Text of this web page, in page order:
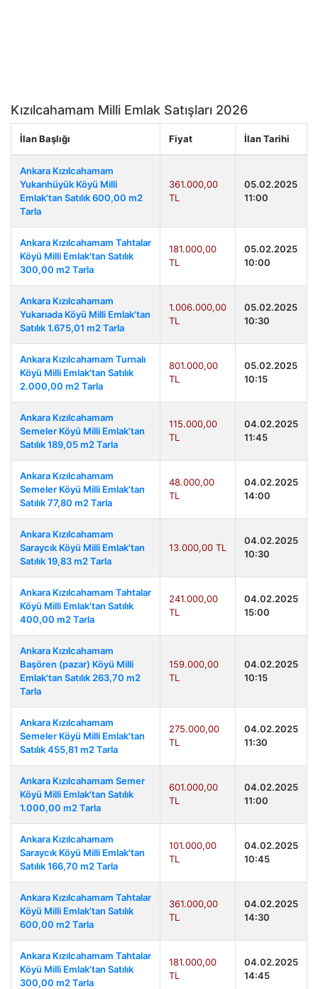
Kızılcahamam Milli Emlak Satışları 2026
İlan Başlığı Fiyat İlan Tarihi
Ankara Kızılcahamam
Yukarıhüyük Köyü Milli
Emlak'tan Satılık 600,00 m2
Tarla
361.000,00
TL
05.02.2025
11:00
Ankara Kızılcahamam Tahtalar
Köyü Milli Emlak'tan Satılık
300,00 m2 Tarla
181.000,00
TL
05.02.2025
10:00
Ankara Kızılcahamam
Yukarıada Köyü Milli Emlak'tan
Satılık 1.675,01 m2 Tarla
1.006.000,00
TL
05.02.2025
10:30
Ankara Kızılcahamam Turnalı
Köyü Milli Emlak'tan Satılık
2.000,00 m2 Tarla
801.000,00
TL
05.02.2025
10:15
Ankara Kızılcahamam
Semeler Köyü Milli Emlak'tan
Satılık 189,05 m2 Tarla
115.000,00
TL
04.02.2025
11:45
Ankara Kızılcahamam
Semeler Köyü Milli Emlak'tan
Satılık 77,80 m2 Tarla
48.000,00
TL
04.02.2025
14:00
Ankara Kızılcahamam
Saraycık Köyü Milli Emlak'tan
Satılık 19,83 m2 Tarla
13.000,00 TL
04.02.2025
10:30
Ankara Kızılcahamam Tahtalar
Köyü Milli Emlak'tan Satılık
400,00 m2 Tarla
241.000,00
TL
04.02.2025
15:00
Ankara Kızılcahamam
Başören (pazar) Köyü Milli
Emlak'tan Satılık 263,70 m2
Tarla
159.000,00
TL
04.02.2025
10:15
Ankara Kızılcahamam
Semeler Köyü Milli Emlak'tan
Satılık 455,81 m2 Tarla
275.000,00
TL
04.02.2025
11:30
Ankara Kızılcahamam Semer
Köyü Milli Emlak'tan Satılık
1.000,00 m2 Tarla
601.000,00
TL
04.02.2025
11:00
Ankara Kızılcahamam
Saraycık Köyü Milli Emlak'tan
Satılık 166,70 m2 Tarla
101.000,00
TL
04.02.2025
10:45
Ankara Kızılcahamam Tahtalar
Köyü Milli Emlak'tan Satılık
600,00 m2 Tarla
361.000,00
TL
04.02.2025
14:30
Ankara Kızılcahamam Tahtalar
Köyü Milli Emlak'tan Satılık
300,00 m2 Tarla
181.000,00
TL
04.02.2025
14:45